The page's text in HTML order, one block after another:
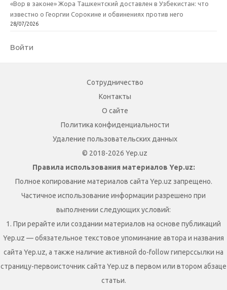
«Вор в законе» Жора Ташкентский доставлен в Узбекистан: что
известно о Георгии Сорокине и обвинениях против него
28/07/2026
Войти
Сотрудничество
Контакты
О сайте
Политика конфиденциальности
Удаление пользовательских данных
© 2018-2026 Yep.uz
Правила использования материалов Yep.uz:
Полное копирование материалов сайта Yep.uz запрещено.
Частичное использование информации разрешено при
выполнении следующих условий:
1. При рерайте или создании материалов на основе публикаций
Yep.uz — обязательное текстовое упоминание автора и названия
сайта Yep.uz, а также наличие активной do-follow гиперссылки на
страницу-первоисточник сайта Yep.uz в первом или втором абзаце
статьи.